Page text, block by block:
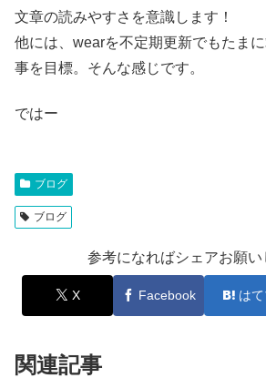
文章の読みやすさを意識します！
他には、wearを不定期更新でもたま
事を目標。そんな感じです。
ではー
ブログ
ブログ
参考になればシェアお願い
X Facebook は
関連記事